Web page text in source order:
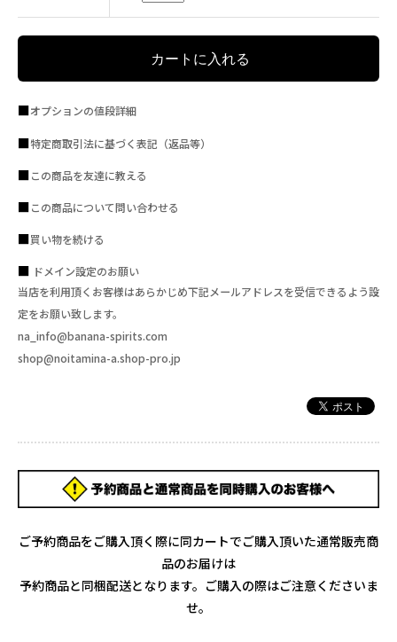
オプションの値段詳細
特定商取引法に基づく表記（返品等）
この商品を友達に教える
この商品について問い合わせる
買い物を続ける
ドメイン設定のお願い
当店を利用頂くお客様はあらかじめ下記メールアドレスを受信できるよう設
定をお願い致します。
na_info@banana-spirits.com
shop@noitamina-a.shop-pro.jp
ご予約商品をご購入頂く際に同カートでご購入頂いた通常販売商
品のお届けは
予約商品と同梱配送となります。ご購入の際はご注意くださいま
せ。